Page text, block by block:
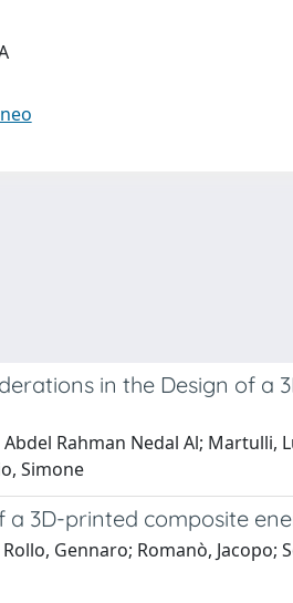
in the Design of
Rahman Nedal Al;
Simone
3D-printed composite
Gennaro; Romanò,